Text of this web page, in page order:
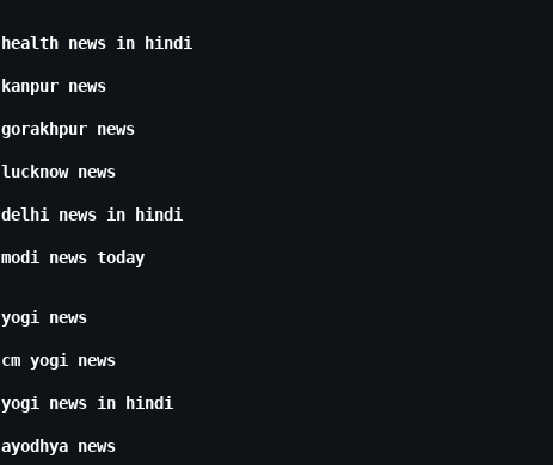
health news in hindi
kanpur news
gorakhpur news
lucknow news
delhi news in hindi
modi news today
yogi news
cm yogi news
yogi news in hindi
ayodhya news